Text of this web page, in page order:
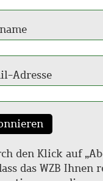
Adresse
den Klick auf
das WZB Ihnen